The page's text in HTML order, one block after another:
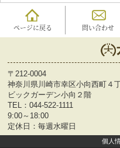
ページに戻る 問い合わせ
〒212-0004
神奈川県川崎市幸区小向西町４
ビックガーデン小向２階
TEL： 044-522-1111
9:00～18:00
定休日：毎週水曜日
個人